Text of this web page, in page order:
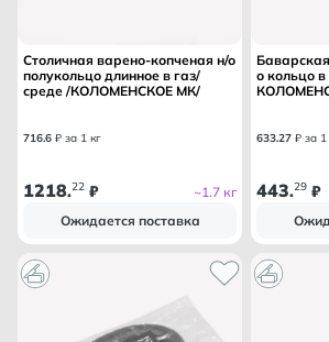
Столичная варено-копченая н/о
полукольцо длинное в газ/
среде /КОЛОМЕНСКОЕ МК/
716.6 ₽ за 1 кг
1218.22 ₽
~1.7 кг
Ожидается поставка
о кольцо
633.27 ₽ за 1
443.29 ₽